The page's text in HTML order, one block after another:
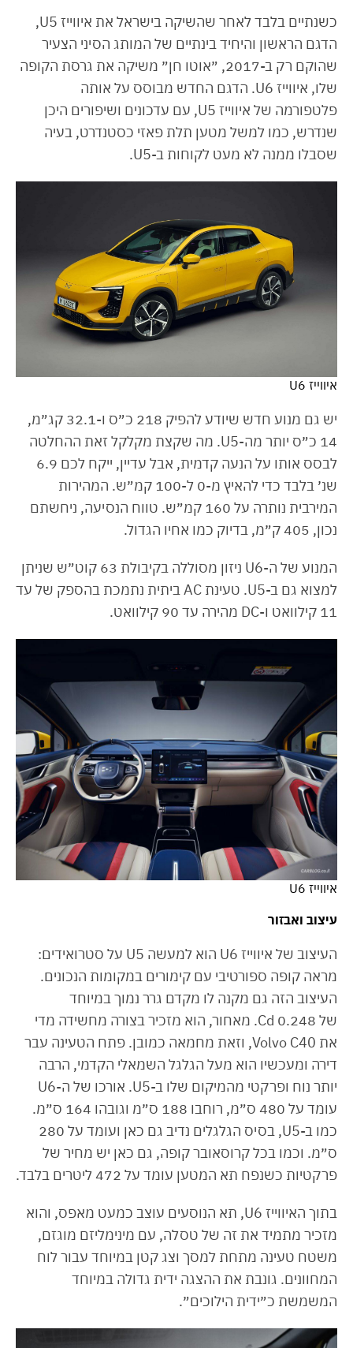
כשנתיים בלבד לאחר שהשיקה בישראל את איווייז U5,
הדגם הראשון והיחיד בינתיים של המותג הסיני הצעיר
שהוקם רק ב-2017, ״אוטו חן״ משיקה את גרסת הקופה
שלו, איווייז U6. הדגם החדש מבוסס על אותה
פלטפורמה של איווייז U5, עם עדכונים ושיפורים היכן
שנדרש, כמו למשל מטען תלת פאזי כסטנדרט, בעיה
שסבלו ממנה לא מעט לקוחות ב-U5.
איווייז U6
יש גם מנוע חדש שיודע להפיק 218 כ״ס ו-32.1 קג״מ,
14 כ״ס יותר מה-U5. מה שקצת מקלקל זאת ההחלטה
לבסס אותו על הנעה קדמית, אבל עדיין, ייקח לכם 6.9
שנ׳ בלבד כדי להאיץ מ-0 ל-100 קמ״ש. המהירות
המירבית נותרה על 160 קמ״ש. טווח הנסיעה, ניחשתם
נכון, 405 ק״מ, בדיוק כמו אחיו הגדול.
המנוע של ה-U6 ניזון מסוללה בקיבולת 63 קוט״ש שניתן
למצוא גם ב-U5. טעינת AC ביתית נתמכת בהספק של עד
11 קילוואט ו-DC מהירה עד 90 קילוואט.
איווייז U6
עיצוב ואבזור
העיצוב של איווייז U6 הוא למעשה U5 על סטרואידים:
מראה קופה ספורטיבי עם קימורים במקומות הנכונים.
העיצוב הזה גם מקנה לו מקדם גרר נמוך במיוחד
של 0.248 Cd. מאחור, הוא מזכיר בצורה מחשידה מדי
את Volvo C40, וזאת מחמאה כמובן. פתח הטעינה עבר
דירה ומעכשיו הוא מעל הגלגל השמאלי הקדמי, הרבה
יותר נוח ופרקטי מהמיקום שלו ב-U5. אורכו של ה-U6
עומד על 480 ס״מ, רוחבו 188 ס״מ וגובהו 164 ס״מ.
כמו ב-U5, בסיס הגלגלים נדיב גם כאן ועומד על 280
ס״מ. וכמו בכל קרוסאובר קופה, גם כאן יש מחיר של
פרקטיות כשנפח תא המטען עומד על 472 ליטרים בלבד.
בתוך האיווייז U6, תא הנוסעים עוצב כמעט מאפס, והוא
מזכיר מתמיד את זה של טסלה, עם מינימליזם מוגזם,
משטח טעינה מתחת למסך וצג קטן במיוחד עבור לוח
המחוונים. גונבת את ההצגה ידית גדולה במיוחד
המשמשת כ״ידית הילוכים״.